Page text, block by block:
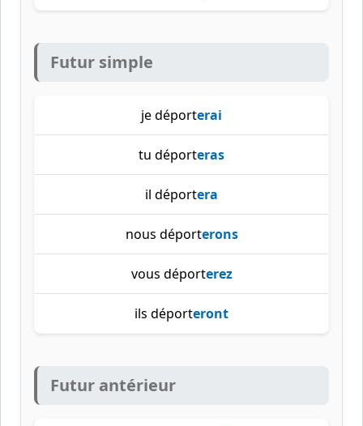
Futur simple
je déporterai
tu déporteras
il déportera
nous déporterons
vous déporterez
ils déporteront
Futur antérieur